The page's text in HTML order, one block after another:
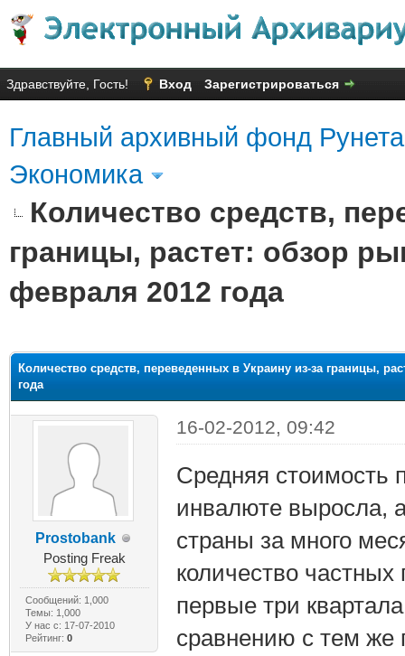
Здравствуйте, Гость! Вход Зарегистрироваться
Главный архивный фонд Рунета
Экономика
Количество средств,
границы, растет: обзор
февраля 2012 года
Количество средств, переведенных в Украину из-за границы,
года
Prostobank
Posting Freak
Сообщений: 1,000
Темы: 1,000
У нас с: 17-07-2010
Рейтинг: 0
16-02-2012, 09:42
Средняя стоимость
инвалюте выросла,
страны за много
количество
первые три
сравнению с тем же